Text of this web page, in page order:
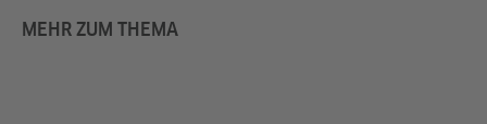
MEHR ZUM THEMA